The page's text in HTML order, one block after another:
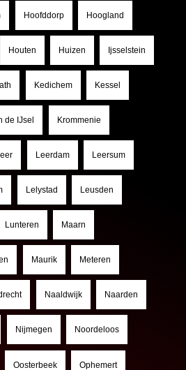
Hoofddorp Hoogland
Houten Huizen Ijsselstein
Kedichem Kessel
de IJsel Krommenie
Leerdam Leersum
Lelystad Leusden
Lunteren Maarn
Maurik Meteren
Naaldwijk Naarden
Nijmegen Noordeloos
Oosterbeek Ophemert